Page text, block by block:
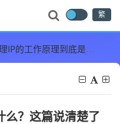
繁
的工作原理到底是什么？这篇说清楚了
么？这篇说清楚了